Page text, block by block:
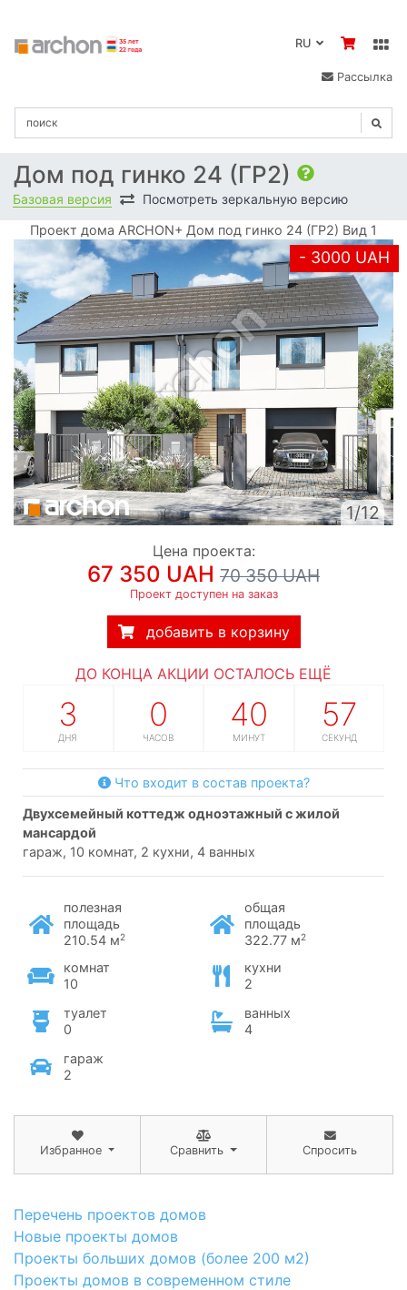
Рассылка
Дом под гинко 24 (ГР2)
Базовая версия Посмотреть зеркальную версию
Проект дома ARCHON+ Дом под гинко 24 (ГР2) Вид 1
- 3000 UAH
1/12
Цена проекта:
67 350 UAH 70 350 UAH
Проект доступен на заказ
добавить в корзину
ДО КОНЦА АКЦИИ ОСТАЛОСЬ ЕЩЁ
3
ДНЯ
0
ЧАСОВ
40
МИНУТ
57
СЕКУНД
Что входит в состав проекта?
двухсемейный коттедж одноэтажный с жилой
мансардой
гараж, 10 комнат, 2 кухни, 4 ванных
полезная
площадь
210.54 м2
общая
площадь
322.77 м2
комнат
10
кухни
2
туалет
0
ванных
4
гараж
2
Избранное Сравнить Спросить
Перечень проектов домов
Новые проекты домов
Проекты больших домов (более 200 м2)
Проекты домов в современном стиле